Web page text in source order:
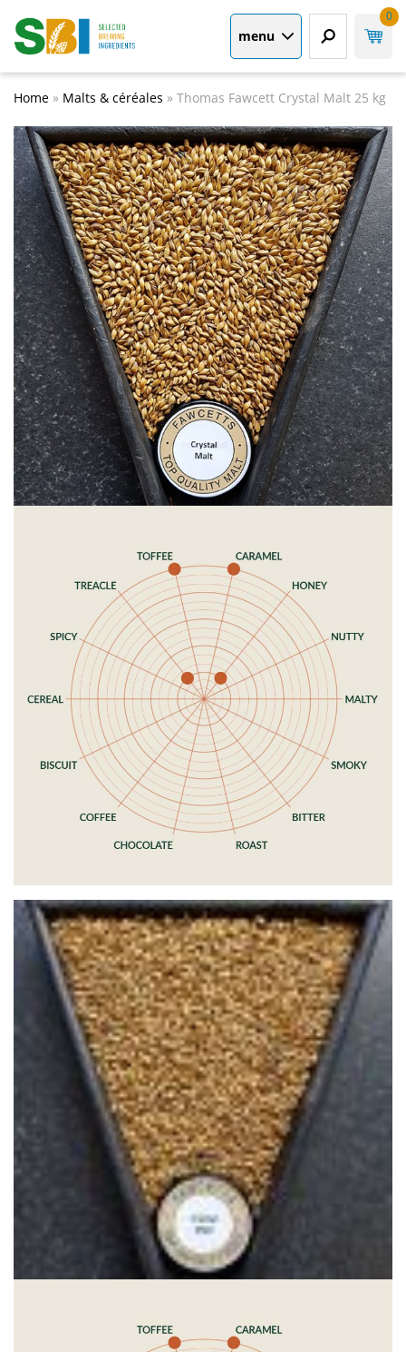
menu
0
Home » Malts & céréales » Thomas Fawcett Crystal Malt 25 kg